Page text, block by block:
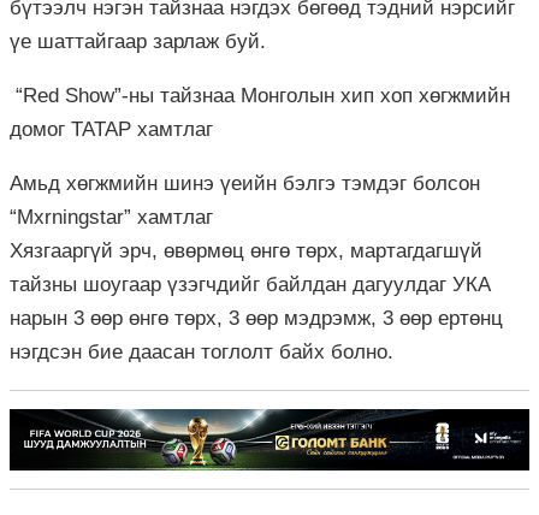
бүтээлч нэгэн тайзнаа нэгдэх бөгөөд тэдний нэрсийг
үе шаттайгаар зарлаж буй.
“Red Show”-ны тайзнаа Монголын хип хоп хөгжмийн
домог ТАТАР хамтлаг
Амьд хөгжмийн шинэ үеийн бэлгэ тэмдэг болсон
“Mxrningstar” хамтлаг
Хязгааргүй эрч, өвөрмөц өнгө төрх, мартагдагшүй
тайзны шоугаар үзэгчдийг байлдан дагуулдаг УКА
нарын 3 өөр өнгө төрх, 3 өөр мэдрэмж, 3 өөр ертөнц
нэгдсэн бие даасан тоглолт байх болно.